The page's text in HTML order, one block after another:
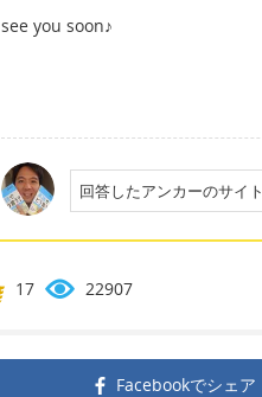
see you soon♪
回答したアンカーのサイト
17 22907
Facebookでシェア